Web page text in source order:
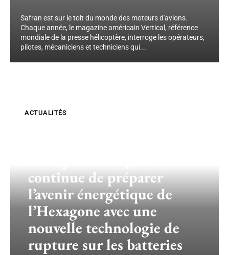
Safran est sur le toit du monde des moteurs d'avions.
Chaque année, le magazine américain Vertical, référence
mondiale de la presse hélicoptère, interroge les opérateurs,
pilotes, mécaniciens et techniciens qui...
ACTUALITÉS
continue de préparer
l’avenir énergétique de
l’Hexagone avec une
nouvelle technologie de
rupture sur les batteries